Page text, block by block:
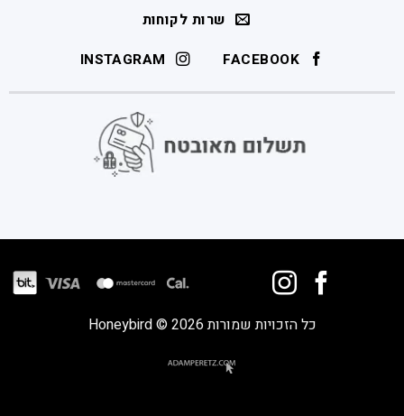
שרות לקוחות
FACEBOOK
INSTAGRAM
כל הזכויות שמורות 2026 © Honeybird